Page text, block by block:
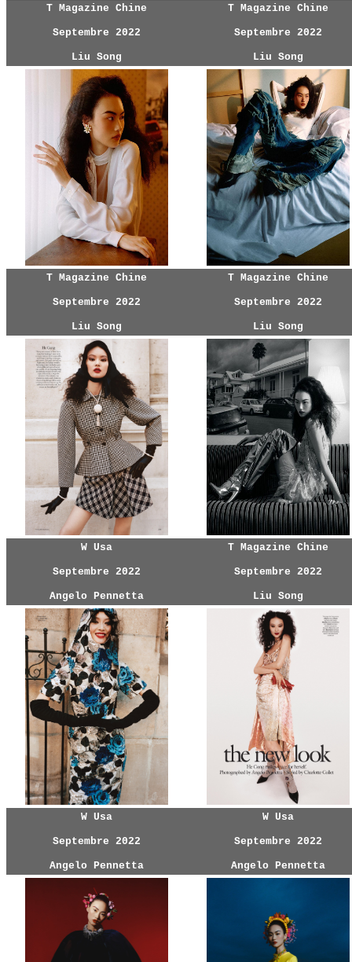
T Magazine Chine
Septembre 2022
Liu Song
T Magazine Chine
Septembre 2022
Liu Song
T Magazine Chine
Septembre 2022
Liu Song
T Magazine Chine
Septembre 2022
Liu Song
W Usa
Septembre 2022
Angelo Pennetta
T Magazine Chine
Septembre 2022
Liu Song
W Usa
Septembre 2022
Angelo Pennetta
W Usa
Septembre 2022
Angelo Pennetta